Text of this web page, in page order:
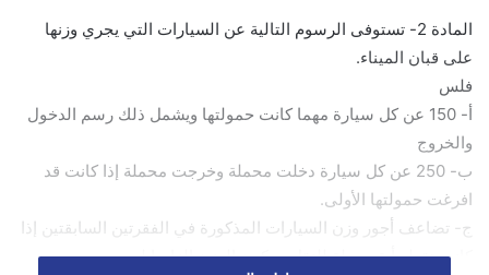
المادة 2- تستوفى الرسوم التالية عن السيارات التي يجري وزنها
على قبان الميناء.
فلس
أ- 150 عن كل سيارة مهما كانت حمولتها ويشمل ذلك رسم الدخول
والخروج
ب- 250 عن كل سيارة دخلت محملة وخرجت محملة إذا كانت قد
افرغت حمولتها الأولى.
ج- تضاعف أجور وزن السيارات المذكورة في الفقرتين السابقتين إذا
كانت تقطر أية وسيلة للنقل. ويكون الوزن الزاميا لجميع